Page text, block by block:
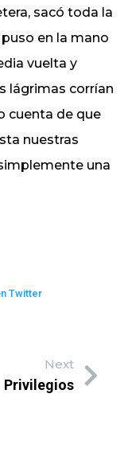
sacó toda la
en la mano
vuelta y
lágrimas corrían
cuenta de que
nuestras
una
Twitter
Next
Privilegios